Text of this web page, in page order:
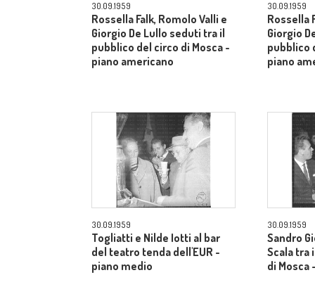
30.09.1959
Rossella Falk, Romolo Valli e
Giorgio De Lullo seduti tra il
pubblico del circo di Mosca -
piano americano
30.09.1959
Rossella
Giorgio
pubblico
piano
30.09.1959
Togliatti e Nilde Iotti al bar
del teatro tenda dell'EUR -
piano medio
30.09.1959
Sandro
Scala tra
di Mosca